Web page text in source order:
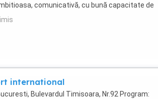
comunicativă, cu bună capacitate de
atentă ...
international
Bulevardul Timisoara, Nr.92 Program: